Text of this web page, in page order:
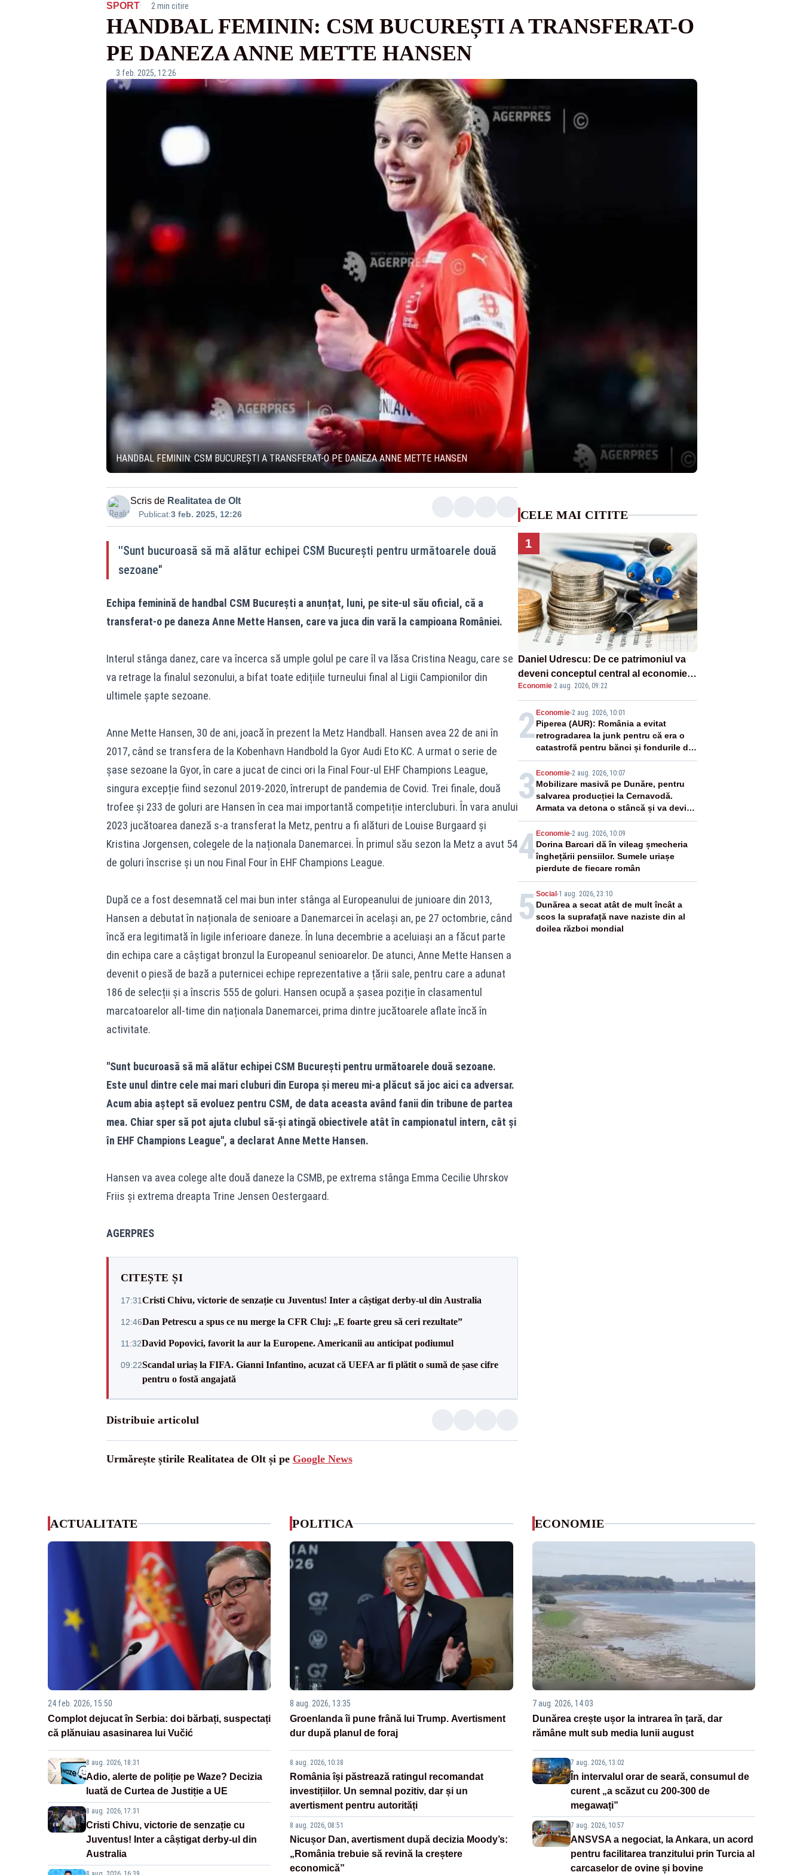
SPORT· 2 min citire
HANDBAL FEMININ: CSM BUCUREȘTI A TRANSFERAT-O
PE DANEZA ANNE METTE HANSEN
3 feb. 2025, 12:26
HANDBAL FEMININ: CSM BUCUREȘTI A TRANSFERAT-O PE DANEZA ANNE METTE HANSEN
Scris de Realitatea de Olt
Publicat:3 feb. 2025, 12:26
''Sunt bucuroasă să mă alătur echipei CSM București pentru următoarele două
sezoane"
Echipa feminină de handbal CSM București a anunțat, luni, pe site-ul său oficial, că a
transferat-o pe daneza Anne Mette Hansen, care va juca din vară la campioana României.
Interul stânga danez, care va încerca să umple golul pe care îl va lăsa Cristina Neagu, care se
va retrage la finalul sezonului, a bifat toate edițiile turneului final al Ligii Campionilor din
ultimele șapte sezoane.
Anne Mette Hansen, 30 de ani, joacă în prezent la Metz Handball. Hansen avea 22 de ani în
2017, când se transfera de la Kobenhavn Handbold la Gyor Audi Eto KC. A urmat o serie de
șase sezoane la Gyor, în care a jucat de cinci ori la Final Four-ul EHF Champions League,
singura excepție fiind sezonul 2019-2020, întrerupt de pandemia de Covid. Trei finale, două
trofee și 233 de goluri are Hansen în cea mai importantă competiție intercluburi. În vara anului
2023 jucătoarea daneză s-a transferat la Metz, pentru a fi alături de Louise Burgaard și
Kristina Jorgensen, colegele de la naționala Danemarcei. În primul său sezon la Metz a avut 54
de goluri înscrise și un nou Final Four în EHF Champions League.
După ce a fost desemnată cel mai bun inter stânga al Europeanului de junioare din 2013,
Hansen a debutat în naționala de senioare a Danemarcei în același an, pe 27 octombrie, când
încă era legitimată în ligile inferioare daneze. În luna decembrie a aceluiași an a făcut parte
din echipa care a câștigat bronzul la Europeanul senioarelor. De atunci, Anne Mette Hansen a
devenit o piesă de bază a puternicei echipe reprezentative a țării sale, pentru care a adunat
186 de selecții și a înscris 555 de goluri. Hansen ocupă a șasea poziție în clasamentul
marcatoarelor all-time din naționala Danemarcei, prima dintre jucătoarele aflate încă în
activitate.
''Sunt bucuroasă să mă alătur echipei CSM București pentru următoarele două sezoane.
Este unul dintre cele mai mari cluburi din Europa și mereu mi-a plăcut să joc aici ca adversar.
Acum abia aștept să evoluez pentru CSM, de data aceasta având fanii din tribune de partea
mea. Chiar sper să pot ajuta clubul să-și atingă obiectivele atât în campionatul intern, cât și
în EHF Champions League'', a declarat Anne Mette Hansen.
Hansen va avea colege alte două daneze la CSMB, pe extrema stânga Emma Cecilie Uhrskov
Friis și extrema dreapta Trine Jensen Oestergaard.
AGERPRES
CITEȘTE ȘI
17:31Cristi Chivu, victorie de senzație cu Juventus! Inter a câștigat derby-ul din Australia
12:46Dan Petrescu a spus ce nu merge la CFR Cluj: „E foarte greu să ceri rezultate”
11:32David Popovici, favorit la aur la Europene. Americanii au anticipat podiumul
09:22Scandal uriaș la FIFA. Gianni Infantino, acuzat că UEFA ar fi plătit o sumă de șase cifre
pentru o fostă angajată
Distribuie articolul
Urmărește știrile Realitatea de Olt și pe Google News
CELE MAI CITITE
1
Daniel Udrescu: De ce patrimoniul va
deveni conceptul central al economiei
viitoare?
Economie·2 aug. 2026, 09:22
2 Economie-2 aug. 2026, 10:01
Piperea (AUR): România a evitat
retrogradarea la junk pentru că era o
catastrofă pentru bănci și fondurile de
pensii
3 Economie-2 aug. 2026, 10:07
Mobilizare masivă pe Dunăre, pentru
salvarea producției la Cernavodă.
Armata va detona o stâncă și va devia
apa fluviului - IMAGINI AERIENE
4 Economie-2 aug. 2026, 10:09
Dorina Barcari dă în vileag șmecheria
înghețării pensiilor. Sumele uriașe
pierdute de fiecare român
5 Social -1 aug. 2026, 23:10
Dunărea a secat atât de mult încât a
scos la suprafață nave naziste din al
doilea război mondial
ACTUALITATE
24 feb. 2026, 15:50
Complot dejucat în Serbia: doi bărbați, suspectați
că plănuiau asasinarea lui Vučić
8 aug. 2026, 18:31
Adio, alerte de poliție pe Waze? Decizia
luată de Curtea de Justiție a UE
8 aug. 2026, 17:31
Cristi Chivu, victorie de senzație cu
Juventus! Inter a câștigat derby-ul din
Australia
POLITICA
8 aug. 2026, 13:35
Groenlanda îi pune frână lui Trump. Avertisment
dur după planul de foraj
8 aug. 2026, 10:38
România își păstrează ratingul recomandat
investițiilor. Un semnal pozitiv, dar și un
avertisment pentru autorități
8 aug. 2026, 08:51
Nicușor Dan, avertisment după decizia Moody’s:
„România trebuie să revină la creștere
economică”
ECONOMIE
7 aug. 2026, 14:03
Dunărea crește ușor la intrarea în țară, dar
rămâne mult sub media lunii august
7 aug. 2026, 13:02
În intervalul orar de seară, consumul de
curent „a scăzut cu 200-300 de
megawați”
7 aug. 2026, 10:57
ANSVSA a negociat, la Ankara, un acord
pentru facilitarea tranzitului prin Turcia al
carcaselor de ovine și bovine